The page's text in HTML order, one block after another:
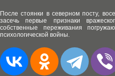
После стоянки в северном посту,
засечь первые признаки
собственные переживания
психологической войны.